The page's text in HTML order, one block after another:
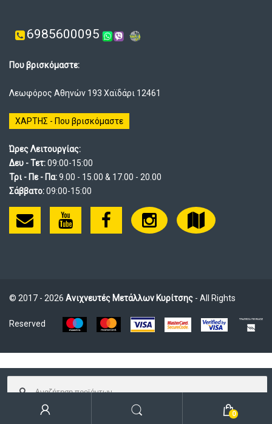
6985600095
Που βρισκόμαστε:
Λεωφόρος Αθηνών 193 Χαϊδάρι 12461
ΧΑΡΤΗΣ - Που βρισκόμαστε
Ώρες Λειτουργίας:
Δευ - Τετ:09:00-15:00
Τρι - Πε - Πα:9.00 - 15.00 & 17.00 - 20.00
Σάββατο:09:00-15:00
© 2017 - 2026 Ανιχνευτές Μετάλλων Κυρίτσης - All Rights
Reserved
Αναζήτηση
0